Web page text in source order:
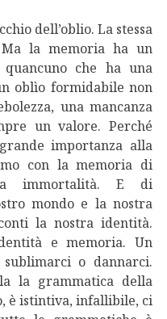
dell’oblio. La stessa
la memoria ha un
che ha una
oblìo formidabile non
una mancanza
un valore. Perché
importanza alla
con la memoria di
immortalità. E di
mondo e la nostra
la nostra identità.
e memoria. Un
o dannarci.
la grammatica della
è istintiva, infallibile, ci